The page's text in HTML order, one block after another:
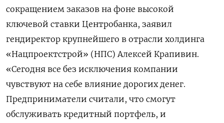
сокращением заказов на фоне высокой
ключевой ставки Центробанка, заявил
гендиректор крупнейшего в отрасли холдинга
«Нацпроектстрой» (НПС) Алексей Крапивин.
«Сегодня все без исключения компании
чувствуют на себе влияние дорогих денег.
Предприниматели считали, что смогут
обслуживать кредитный портфель, и